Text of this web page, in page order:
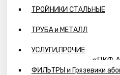
ТРОЙНИКИ СТАЛЬНЫЕ
ТРУБА и МЕТАЛЛ
УСЛУГИ,ПРОЧИЕ
ФИЛЬТРЫ и Грязевики
, ООО «ПКФ